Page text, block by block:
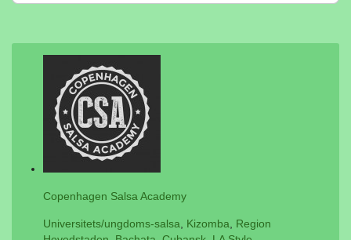
Copenhagen Salsa Academy
Universitets/ungdoms-salsa Kizomba
Region